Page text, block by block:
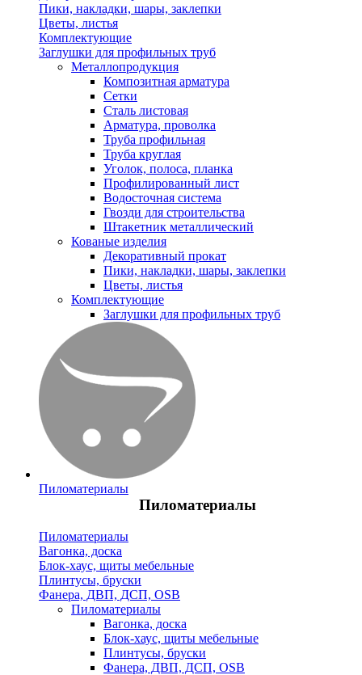
Пики, накладки, шары, заклепки
Цветы, листья
Комплектующие
Заглушки для профильных труб
Металлопродукция
Композитная арматура
Сетки
Сталь листовая
Арматура, проволка
Труба профильная
Труба круглая
Уголок, полоса, планка
Профилированный лист
Водосточная система
Гвозди для строительства
Штакетник металлический
Кованые изделия
Декоративный прокат
Пики, накладки, шары, заклепки
Цветы, листья
Комплектующие
Заглушки для профильных труб
Пиломатериалы
Пиломатериалы
Пиломатериалы
Вагонка, доска
Блок-хаус, щиты мебельные
Плинтусы, бруски
Фанера, ДВП, ДСП, OSB
Пиломатериалы
Вагонка, доска
Блок-хаус, щиты мебельные
Плинтусы, бруски
Фанера, ДВП, ДСП, OSB